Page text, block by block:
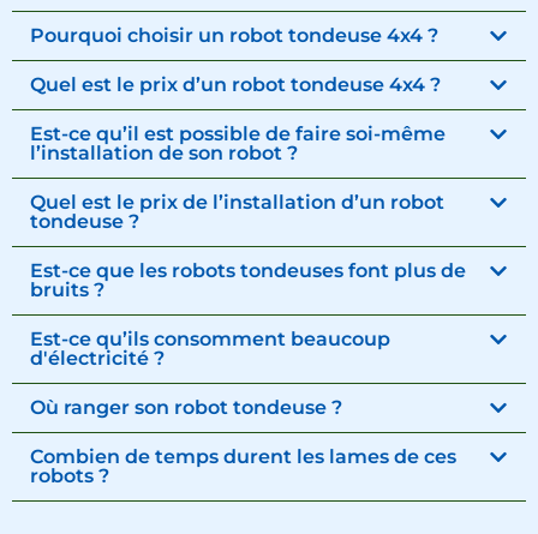
Pourquoi choisir un robot tondeuse 4x4 ?
Quel est le prix d’un robot tondeuse 4x4 ?
Est-ce qu’il est possible de faire soi-même
l’installation de son robot ?
Quel est le prix de l’installation d’un robot
tondeuse ?
Est-ce que les robots tondeuses font plus de
bruits ?
Est-ce qu’ils consomment beaucoup
d'électricité ?
Où ranger son robot tondeuse ?
Combien de temps durent les lames de ces
robots ?